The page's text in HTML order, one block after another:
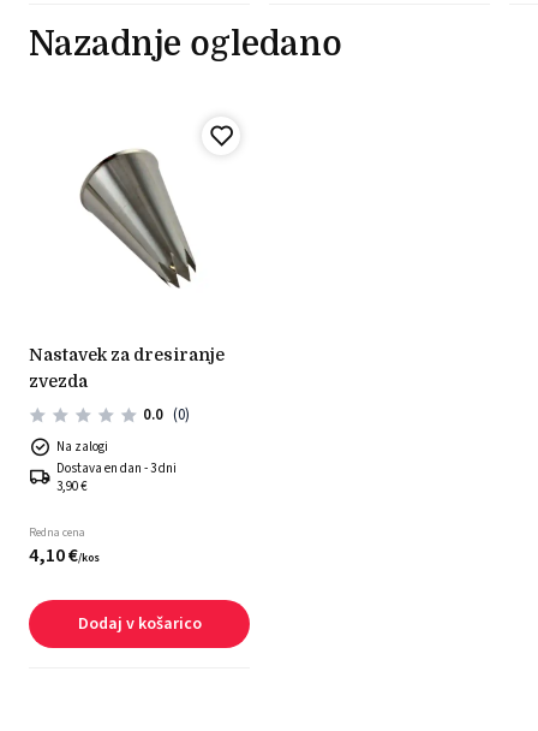
Nazadnje ogledano
nastavek za dresiranje
zvezda
0.0 (0)
Na zalogi
Dostava en dan - 3 dni
3,90 €
Redna cena
4,10€/kos
Dodaj v košarico